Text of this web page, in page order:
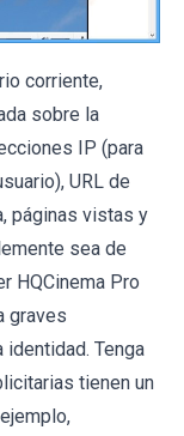
corriente,
sobre la
IP (para
URL de
páginas vistas y
sea de
HQCinema Pro
graves
Tenga
tienen un